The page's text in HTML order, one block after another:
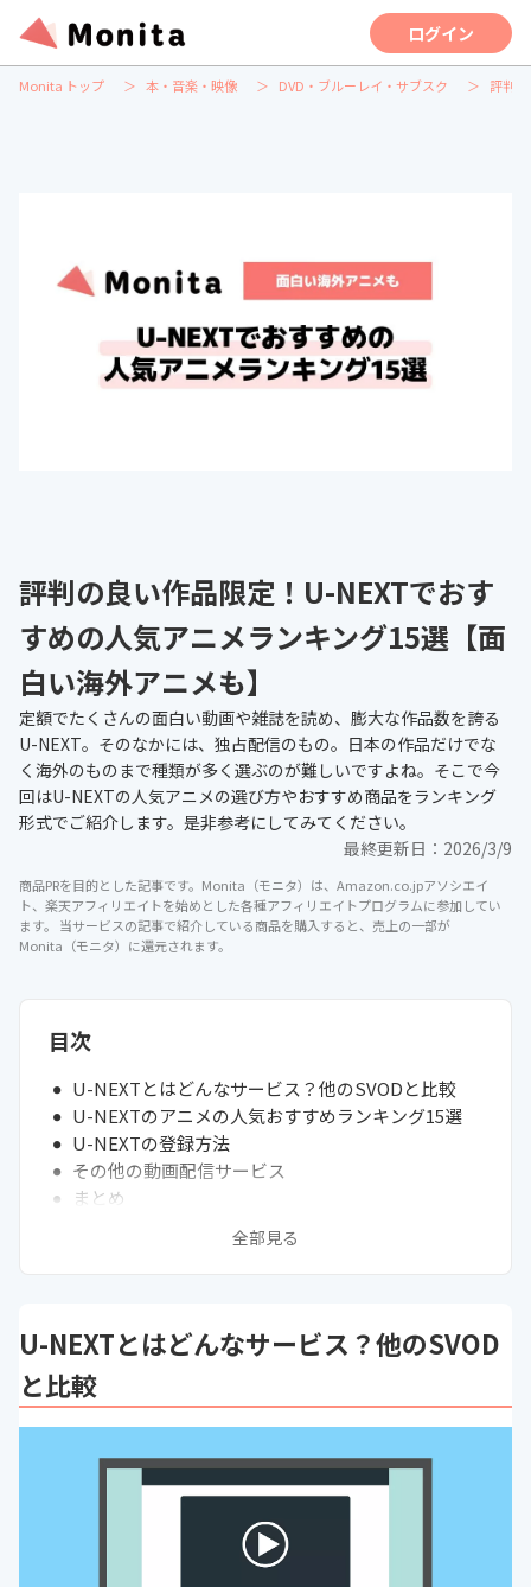
ログイン
Monita トップ 本・音楽・映像 DVD・ブルーレイ・サブスク 評判
評判の良い作品限定！U-NEXTでおす
すめの人気アニメランキング15選【面
白い海外アニメも】
定額でたくさんの面白い動画や雑誌を読め、膨大な作品数を誇る
U-NEXT。そのなかには、独占配信のもの。日本の作品だけでな
く海外のものまで種類が多く選ぶのが難しいですよね。そこで今
回はU-NEXTの人気アニメの選び方やおすすめ商品をランキング
形式でご紹介します。是非参考にしてみてください。
最終更新日： 2026/3/9
商品PRを目的とした記事です。Monita（モニタ）は、Amazon.co.jpアソシエイ
ト、楽天アフィリエイトを始めとした各種アフィリエイトプログラムに参加してい
ます。 当サービスの記事で紹介している商品を購入すると、売上の一部が
Monita（モニタ）に還元されます。
目次
U-NEXTとはどんなサービス？他のSVODと比較
U-NEXTのアニメの人気おすすめランキング15選
U-NEXTの登録方法
その他の動画配信サービス
まとめ
全部見る
U-NEXTとはどんなサービス？他のSVOD
と比較